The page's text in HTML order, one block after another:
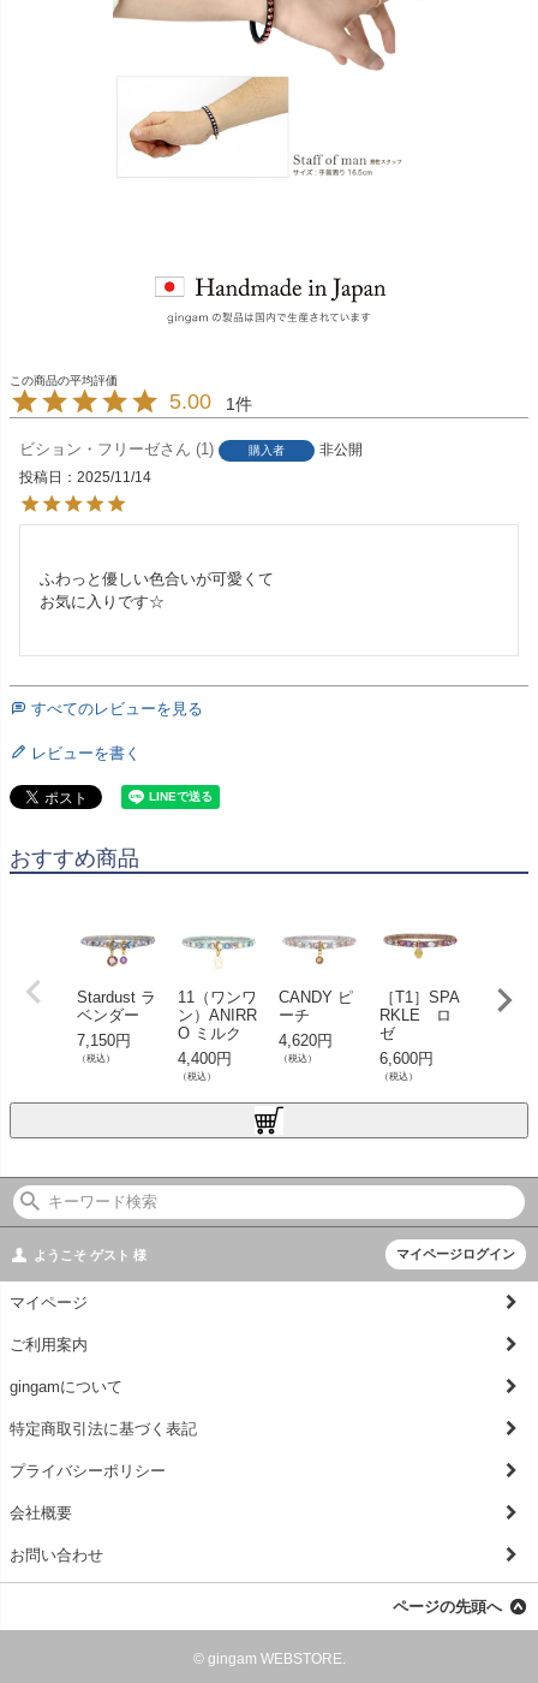
5.00 1
ビション・フリーゼ 1 購入者
非公開
投稿日
2025/11/14
ふわっと優しい色合いが可愛くて
お気に入りです☆
すべてのレビューを見る
レビューを書く
おすすめ商品
Stardust ラ
ベンダー
7,150円
（税込）
11（ワンワ
ン）ANIRR
O ミルク
4,400円
（税込）
CANDY ピ
ーチ
4,620円
（税込）
［T1］SPA
RKLE ロ
ゼ
6,600円
（税込）
モン
ようこそ ゲスト 様 マイページログイン
マイページ
ご利用案内
gingamについて
特定商取引法に基づく表記
プライバシーポリシー
会社概要
お問い合わせ
ページの先頭へ
© gingam WEBSTORE.